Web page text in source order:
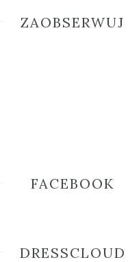
ZAOBSERWUJ
FACEBOOK
DRESSCLOUD